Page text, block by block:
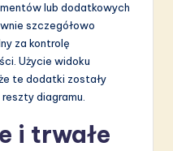
lub dodatkowych
szczegółowo
za kontrolę
Użycie widoku
te dodatki zostały
diagramu.
i trwałe